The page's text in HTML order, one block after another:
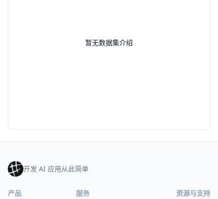
暂无数据集介绍
开发 AI 应用从此简单
产品 服务 资源与支持